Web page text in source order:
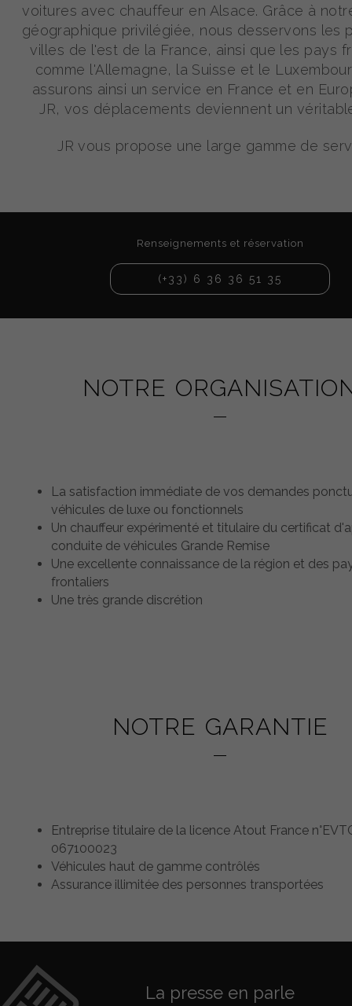
voitures avec chauffeur en Alsace. Grâce à
géographique privilégiée, nous desservons les
villes de l'est de la France, ainsi que les pays
comme l'Allemagne, la Suisse et le
assurons ainsi un service en France et en
JR, vos déplacements deviennent un
JR vous propose une large gamme de
Renseignements et réservation
(+33) 6 36 36 51 35
NOTRE
La satisfaction immédiate de vos demandes
véhicules de luxe ou fonctionnels
Un chauffeur expérimenté et titulaire du certificat
conduite de véhicules Grande Remise
Une excellente connaissance de la région et des
frontaliers
Une très grande discrétion
NOTRE GARANTIE
Entreprise titulaire de la licence Atout France
067100023
Véhicules haut de gamme contrôlés
Assurance illimitée des personnes transportées
La presse en parle